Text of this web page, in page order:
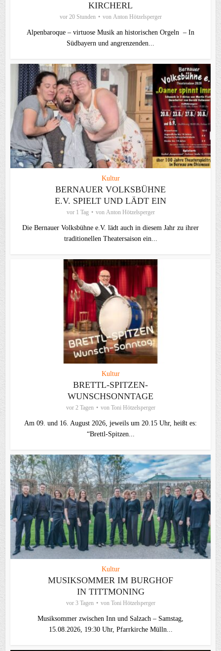
KIRCHERL
vor 20 Stunden von Anton Hötzelsperger
Alpenbaroque – virtuose Musik an historischen Orgeln – In
Südbayern und angrenzenden...
Kultur
BERNAUER VOLKSBÜHNE
E.V. SPIELT UND LÄDT EIN
vor 1 Tag von Anton Hötzelsperger
Die Bernauer Volksbühne e.V. lädt auch in diesem Jahr zu ihrer
traditionellen Theater­saison ein...
Kultur
BRETTL-SPITZEN-
WUNSCHSONNTAGE
vor 2 Tagen von Toni Hötzelsperger
Am 09. und 16. August 2026, jeweils um 20.15 Uhr, heißt es:
“Brettl-Spitzen...
Kultur
MUSIKSOMMER IM BURGHOF
IN TITTMONING
vor 3 Tagen von Toni Hötzelsperger
Musiksommer zwischen Inn und Salzach – Samstag,
15.08.2026, 19:30 Uhr, Pfarrkirche Mülln...